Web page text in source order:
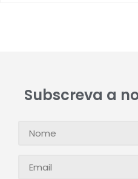
Subscreva a